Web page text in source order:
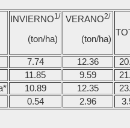
INVIERNO1/
(ton/ha)
VERANO2/
(ton/ha)
7.74 12.36
11.85 9.59
10.89 12.35
0.54 2.96